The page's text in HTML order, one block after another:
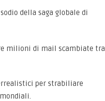
della saga globale di
milioni di mail scambiate tra
per strabiliare